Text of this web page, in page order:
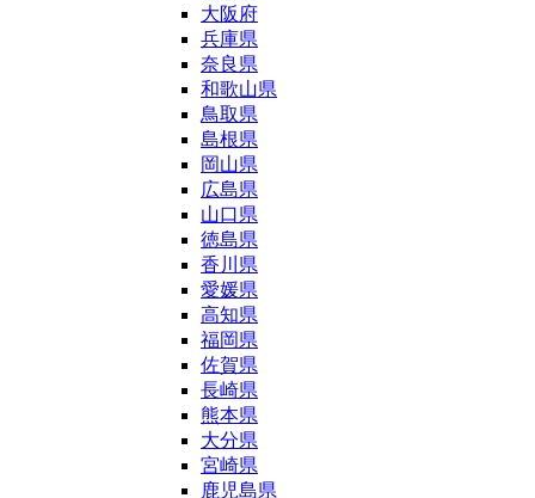
大阪府
兵庫県
奈良県
和歌山県
鳥取県
島根県
岡山県
広島県
山口県
徳島県
香川県
愛媛県
高知県
福岡県
佐賀県
長崎県
熊本県
大分県
宮崎県
鹿児島県